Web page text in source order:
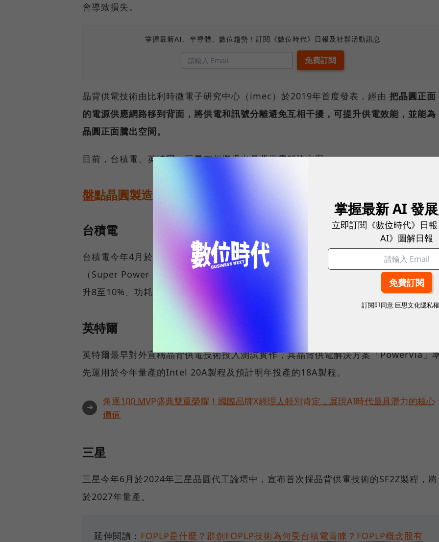
會導致損失。
掌握最新AI、半導體、數位趨勢！訂閱《數位時代》日報及社群活動訊息
晶背供電技術由比利時微電子研究中心（imec）於2019年首度發表，經由 把晶圓正面
的電源供應網路移到背面，將供電和訊號分離避免互相干擾，可提升供電效能，並能為
晶圓正面騰出空間。
目前，台積電、英特爾、三星都相繼提出晶背供電解決方案。
盤點晶圓製造三強佈局
台積電
台積電今年4月於北美技術論壇發表A16製程，結合台積電晶背供電「超級電軌」
（Super Power Rail）技術，以及2奈米製程的奈米片（nanosheet）架構，速度將提
升8至10%、功耗降低15至20%，晶片密度則提升至最高1.1倍，預計2026年量產。
英特爾
英特爾最早對外宣稱晶背供電技術投入測試實作，其晶背供電解決方案「PowerVia」
先運用於今年量產的Intel 20A製程及預計明年投產的18A製程。
➜
角逐100 MVP盛典雙重榮耀！國際品牌X經理人特別肯定，展現AI時代最具潛力的核心
價值
三星
三星今年6月於2024年三星晶圓代工論壇中，宣布首次採晶背供電技術的SF2Z製程，將
於2027年量產。
延伸閱讀： FOPLP是什麼？群創FOPLP技術為何受台積電青睞？FOPLP概念股有
掌握最新 AI 發展
立即訂閱《數位時代》日
AI》圖解日報
訂閱即同意 巨思文化隱私